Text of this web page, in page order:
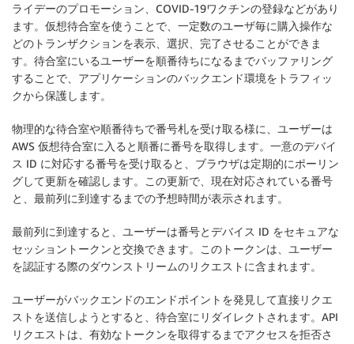
ライデーのプロモーション、COVID-19ワクチンの登録などがあり
ます。仮想待合室を使うことで、一定数のユーザ毎に購入操作な
どのトランザクションを表示、選択、完了させることができま
す。待合室にいるユーザーを順番待ちになるまでバッファリング
することで、アプリケーションのバックエンド環境をトラフィッ
クから保護します。
物理的な待合室や順番待ちで番号札を受け取る様に、ユーザーは
AWS 仮想待合室に入ると順番に番号を取得します。一意のデバイ
ス ID に対応する番号を受け取ると、ブラウザは定期的にポーリン
グして更新を確認します。この更新で、現在対応されている番号
と、最前列に到達するまでの予想時間が表示されます。
最前列に到達すると、ユーザーは番号とデバイス ID をセキュアな
セッショントークンと交換できます。このトークンは、ユーザー
を認証する際のダウンストリームのリクエストに含まれます。
ユーザーがバックエンドのエンドポイントを発見して直接リクエ
ストを送信しようとすると、待合室にリダイレクトされます。API
リクエストは、有効なトークンを取得するまでアクセスを拒否さ